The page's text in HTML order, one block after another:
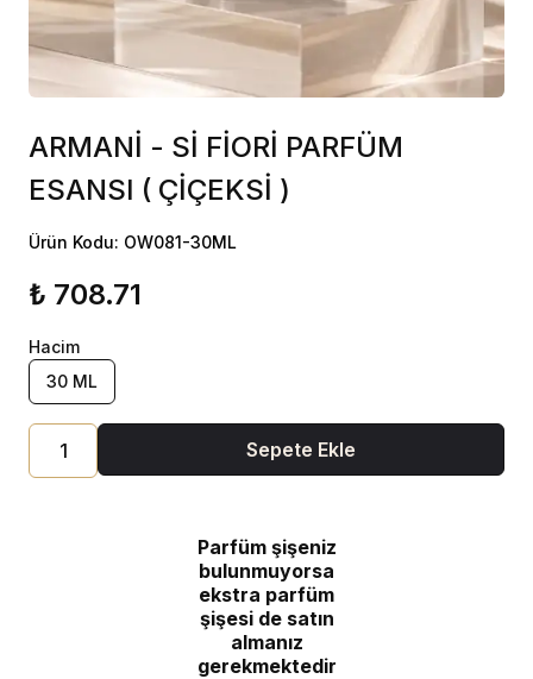
ARMANİ - Sİ FİORİ PARFÜM
ESANSI ( ÇİÇEKSİ )
Ürün Kodu: OW081-30ML
₺ 708.71
Hacim
30 ML
Sepete Ekle
Parfüm şişeniz
bulunmuyorsa
ekstra parfüm
şişesi de satın
almanız
gerekmektedir